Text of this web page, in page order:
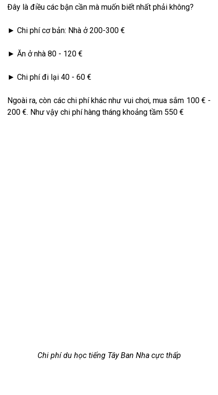
Đây là điều các bận cần mà muốn biết nhất phải không?
► Chi phí cơ bản: Nhà ở 200-300 €
► Ăn ở nhà 80 - 120 €
► Chi phí đi lại 40 - 60 €
Ngoài ra, còn các chi phí khác như vui chơi, mua sắm 100 € -
200 €. Như vậy chi phí hàng tháng khoảng tầm 550 €
Chi phí du học tiếng Tây Ban Nha cực thấp